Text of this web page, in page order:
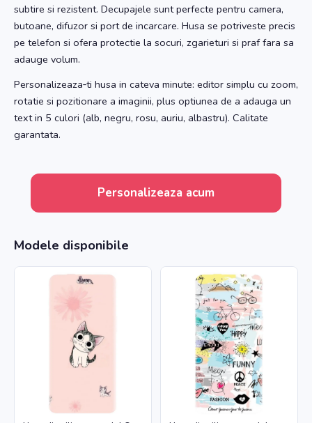
subtire si rezistent. Decupajele sunt perfecte pentru camera,
butoane, difuzor si port de incarcare. Husa se potriveste precis
pe telefon si ofera protectie la socuri, zgarieturi si praf fara sa
adauge volum.
Personalizeaza‑ti husa in cateva minute: editor simplu cu zoom,
rotatie si pozitionare a imaginii, plus optiunea de a adauga un
text in 5 culori (alb, negru, rosu, auriu, albastru). Calitate
garantata.
Personalizeaza acum
Modele disponibile